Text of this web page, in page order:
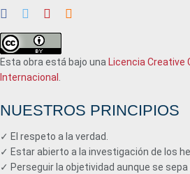
Esta obra está bajo una Licencia Creative
Internacional .
NUESTROS PRINCIPIOS
✓ El respeto a la verdad.
✓ Estar abierto a la investigación de los
✓ Perseguir la objetividad aunque se sepa